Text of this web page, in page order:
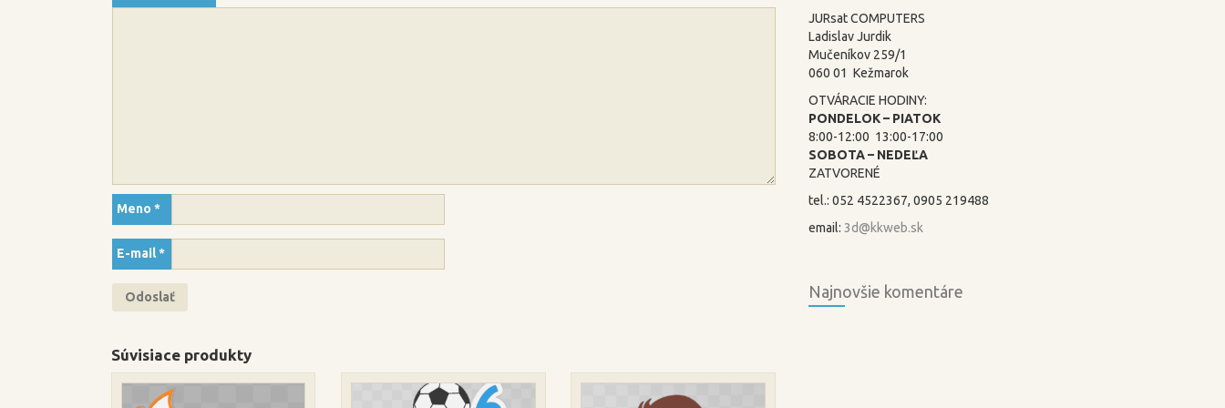
Meno *
E-mail*
Súvisiace produkty
JURsat COMPUTERS
Ladislav Jurdik
Mučeníkov 259/1
060 01 Kežmarok
OTVÁRACIE HODINY:
PONDELOK – PIATOK
8:00-12:00 13:00-17:00
SOBOTA – NEDEĽA
ZATVORENÉ
tel.: 052 4522367, 0905 219488
email: 3d@kkweb.sk
Najnovšie komentáre